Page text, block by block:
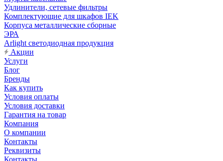
Удлинители, сетевые фильтры
Комплектующие для шкафов IEK
Корпуса металлические сборные
ЭРА
Arlight светодиодная продукция
Акции
Услуги
Блог
Бренды
Как купить
Условия оплаты
Условия доставки
Гарантия на товар
Компания
О компании
Контакты
Реквизиты
Контакты